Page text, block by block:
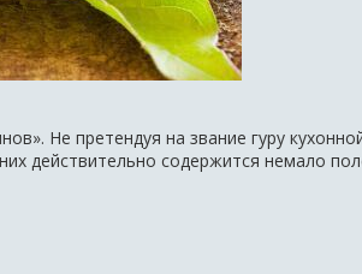
Не претендуя на звание гуру
действительно содержится немало